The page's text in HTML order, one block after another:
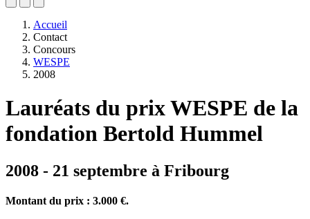
Accueil
Contact
Concours
WESPE
2008
Lauréats du prix WESPE de la
fondation Bertold Hummel
2008 - 21 septembre à Fribourg
Montant du prix : 3.000 €.